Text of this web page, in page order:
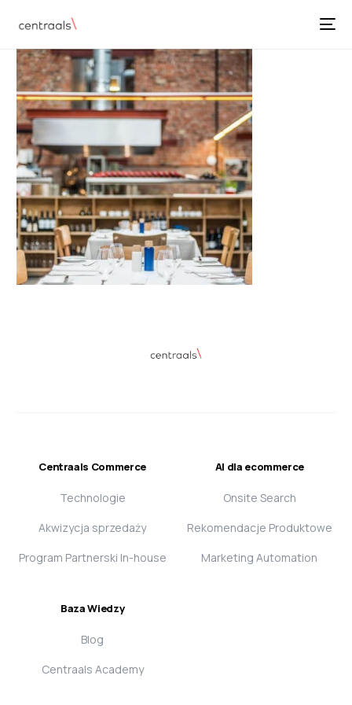
Centraals Commerce
Technologie
Akwizycja sprzedaży
Program Partnerski In-house
AI dla ecommerce
Onsite Search
Rekomendacje Produktowe
Marketing Automation
Baza Wiedzy
Blog
Centraals Academy